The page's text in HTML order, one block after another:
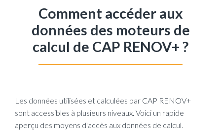
Comment accéder aux
données des moteurs de
calcul de CAP RENOV+ ?
Les données utilisées et calculées par CAP RENOV+
sont accessibles à plusieurs niveaux. Voici un rapide
aperçu des moyens d'accès aux données de calcul.